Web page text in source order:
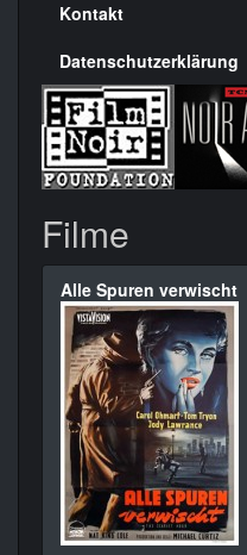
Kontakt
Datenschutzerklärung
Filme
Alle Spuren verwischt